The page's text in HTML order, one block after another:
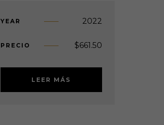
YEAR 2022
PRECIO $661.50
LEER MÁS